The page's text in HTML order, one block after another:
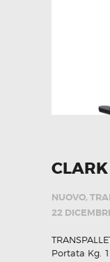
NUOVO,
22
Portata Kg.